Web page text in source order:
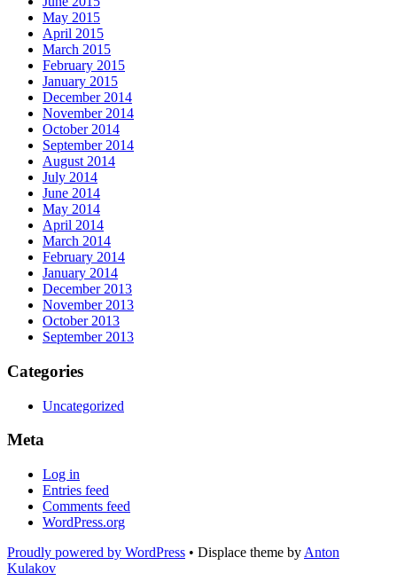
May 2015
April 2015
March 2015
February 2015
January 2015
December 2014
November 2014
October 2014
September 2014
August 2014
July 2014
June 2014
May 2014
April 2014
March 2014
February 2014
January 2014
December 2013
November 2013
October 2013
September 2013
Categories
Uncategorized
Meta
Log in
Entries feed
Comments feed
WordPress.org
Proudly powered by WordPress • Displace theme by Anton
Kulakov